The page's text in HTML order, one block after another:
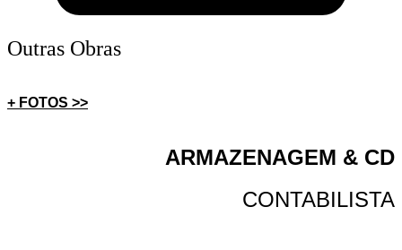
Outras Obras
+ FOTOS >>
ARMAZENAGEM & CD
CONTABILISTA